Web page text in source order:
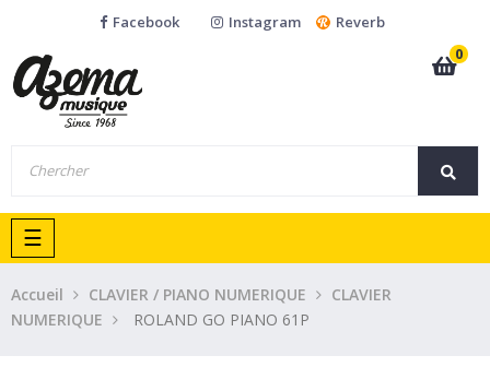
Facebook Instagram
Reverb
0
Basculer
la
navigation
☰
Accueil CLAVIER / PIANO NUMERIQUE
CLAVIER
NUMERIQUE
ROLAND GO PIANO 61P